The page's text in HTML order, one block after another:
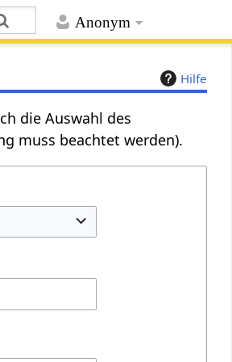
Anonym
Hilfe
die Auswahl des
muss beachtet werden).